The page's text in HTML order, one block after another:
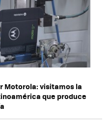
Motorola: visitamos la
que produce